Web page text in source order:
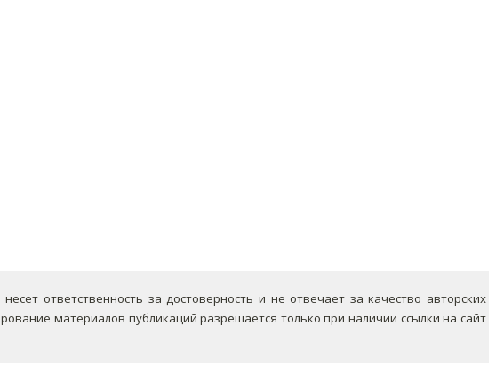
ответственность за достоверность и не отвечает за качество авторских
материалов публикаций разрешается только при наличии ссылки на сайт